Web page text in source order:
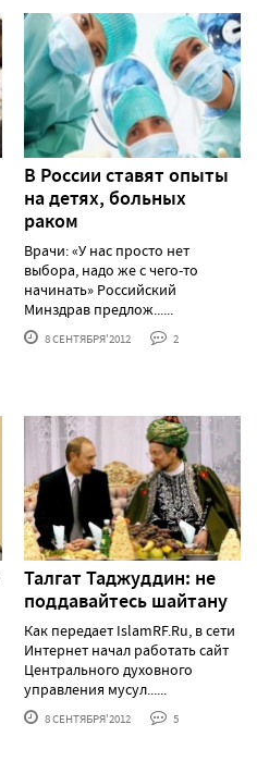
В России ставят опыты
на детях, больных
раком
Врачи: «У нас просто нет
выбора, надо же с чего-то
начинать» Российский
Минздрав предлож......
8 СЕНТЯБРЯ'2012 2
Талгат Таджуддин: не
поддавайтесь шайтану
Как передает IslamRF.Ru, в сети
Интернет начал работать сайт
Центрального духовного
управления мусул......
8 СЕНТЯБРЯ'2012 5